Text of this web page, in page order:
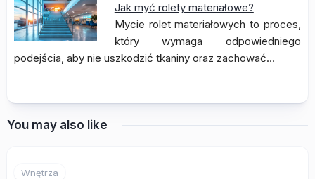
Jak myć rolety materiałowe?
Mycie rolet materiałowych to proces,
który wymaga odpowiedniego
podejścia, aby nie uszkodzić tkaniny oraz zachować…
You may also like
Wnętrza